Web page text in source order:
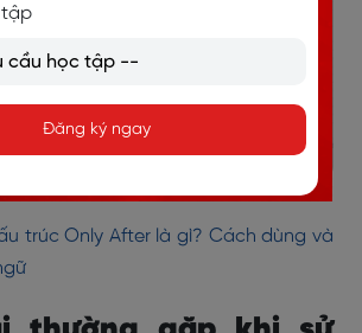
trúc Only After là gì? Cách dùng và
tập
Đăng ký ngay